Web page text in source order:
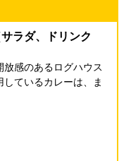
ラダ、ドリンク
感のあるログハウス
ているカレーは、ま